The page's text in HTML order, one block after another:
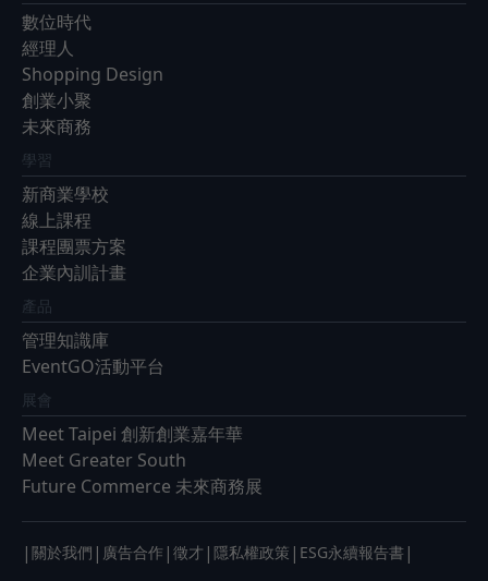
數位時代
經理人
Shopping Design
創業小聚
未來商務
學習
新商業學校
線上課程
課程團票方案
企業內訓計畫
產品
管理知識庫
EventGO活動平台
展會
Meet Taipei 創新創業嘉年華
Meet Greater South
Future Commerce 未來商務展
| 關於我們 | 廣告合作 | 徵才 | 隱私權政策 | ESG永續報告書 |